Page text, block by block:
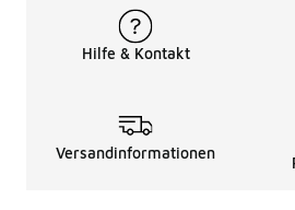
Hilfe & Kontakt
Versandinformationen